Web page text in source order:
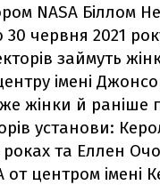
NASA Біллом
30 червня 2021
займуть
імені
жінки й раніше
установи:
роках та Еллен
центром імені